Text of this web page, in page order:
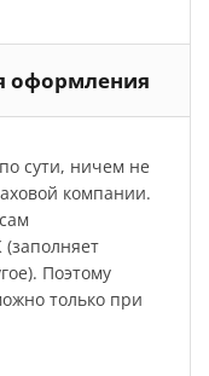
оформления
сути, ничем не
компании.
(заполняет
Поэтому
только при